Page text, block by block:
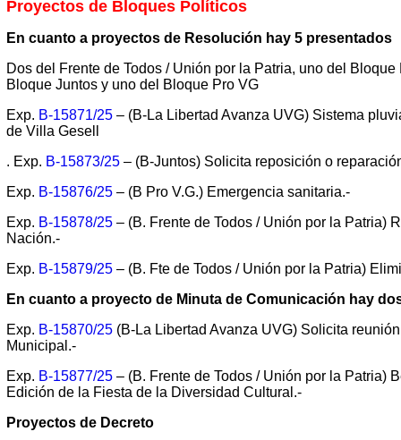
Proyectos de Bloques Políticos
En cuanto a proyectos de Resolución hay 5 presentados
Dos del Frente de Todos / Unión por la Patria, uno del
Bloque Juntos y uno del Bloque Pro VG
Exp. B-15871/25 – (B-La Libertad Avanza UVG) Sistema
de Villa Gesell
. Exp. B-15873/25 – (B-Juntos) Solicita reposición o
Exp. B-15876/25 – (B Pro V.G.) Emergencia sanitaria.-
Exp. B-15878/25 – (B. Frente de Todos / Unión por la Patria)
Nación.-
Exp. B-15879/25 – (B. Fte de Todos / Unión por la Patria)
En cuanto a proyecto de Minuta de Comunicación hay
Exp. B-15870/25 (B-La Libertad Avanza UVG) Solicita
Municipal.-
Exp. B-15877/25 – (B. Frente de Todos / Unión por la Patria)
Edición de la Fiesta de la Diversidad Cultural.-
Proyectos de Decreto